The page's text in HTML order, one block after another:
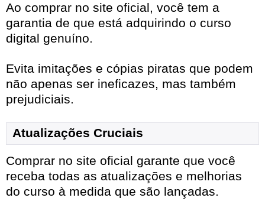
Ao comprar no site oficial, você tem a
garantia de que está adquirindo o curso
digital genuíno.
Evita imitações e cópias piratas que podem
não apenas ser ineficazes, mas também
prejudiciais.
Atualizações Cruciais
Comprar no site oficial garante que você
receba todas as atualizações e melhorias
do curso à medida que são lançadas.